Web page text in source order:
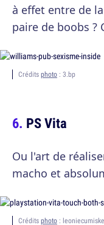
à effet entre de
paire de boobs
Crédits photo : 3.bp
PS Vita
Ou l'art de
macho et
Crédits photo :